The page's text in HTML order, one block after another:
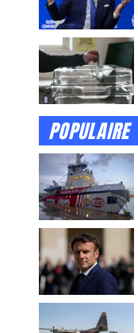
POPULAIRE